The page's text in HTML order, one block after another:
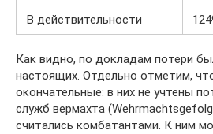
В действительности
Как видно, по докладам потери
настоящих. Отдельно отметим,
окончательные: в них не учтены
служб вермахта
считались комбатантами. К ним